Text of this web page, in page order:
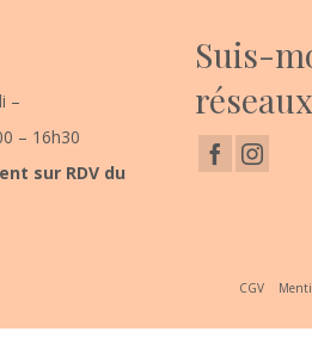
–
– 16h30
sur RDV du
Suis-
réseaux
CGV